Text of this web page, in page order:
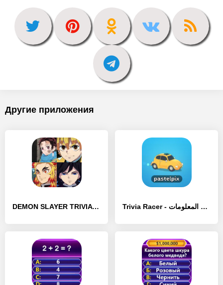
Другие приложения
DEMON SLAYER TRIVIA - [MOD Много денег] Trivia Racer - سباق المعلومات - [MOD Много монет]